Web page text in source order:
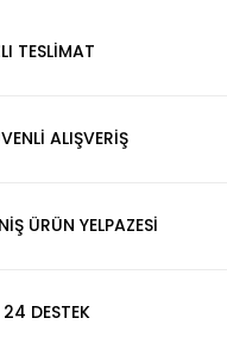
TESLİMAT
ALIŞVERİŞ
ÜRÜN YELPAZESİ
DESTEK